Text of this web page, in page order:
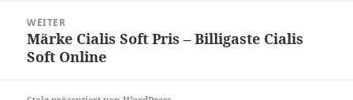
WEITER
Nächster
Beitrag:
Märke Cialis Soft Pris – Billigaste Cialis
Soft Online